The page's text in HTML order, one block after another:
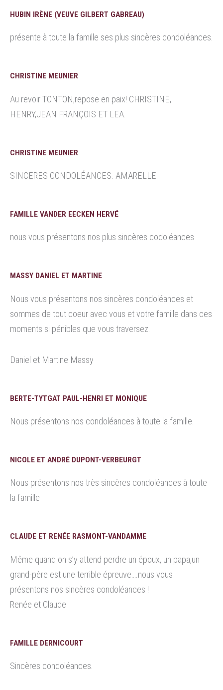
HUBIN IRÈNE (VEUVE GILBERT GABREAU)
présente à toute la famille ses plus sincères condoléances.
CHRISTINE MEUNIER
Au revoir TONTON,repose en paix! CHRISTINE,
HENRY,JEAN FRANÇOIS ET LEA.
CHRISTINE MEUNIER
SINCERES CONDOLÉANCES. AMARELLE
FAMILLE VANDER EECKEN HERVÉ
nous vous présentons nos plus sincères codoléances
MASSY DANIEL ET MARTINE
Nous vous présentons nos sincères condoléances et
sommes de tout coeur avec vous et votre famille dans ces
moments si pénibles que vous traversez.
Daniel et Martine Massy
BERTE-TYTGAT PAUL-HENRI ET MONIQUE
Nous présentons nos condoléances à toute la famille.
NICOLE ET ANDRÉ DUPONT-VERBEURGT
Nous présentons nos très sincères condoléances à toute
la famille
CLAUDE ET RENÉE RASMONT-VANDAMME
Même quand on s’y attend perdre un époux, un papa,un
grand-père est une terrible épreuve….nous vous
présentons nos sincères condoléances !
Renée et Claude
FAMILLE DERNICOURT
Sincères condoléances.